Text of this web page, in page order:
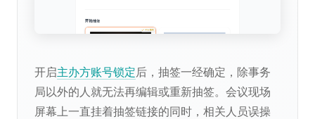
开启主办方账号锁定后，抽签一经确定，除事务
局以外的人就无法再编辑或重新抽签。会议现场
屏幕上一直挂着抽签链接的同时，相关人员误操